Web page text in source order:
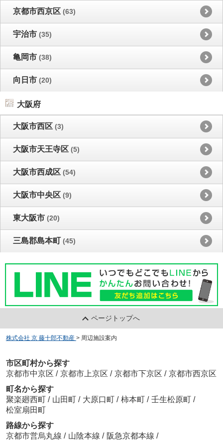
京都市西京区 (63)
宇治市 (35)
亀岡市 (38)
向日市 (20)
大阪府
大阪市西区 (3)
大阪市天王寺区 (5)
大阪市西成区 (54)
大阪市中央区 (9)
東大阪市 (20)
三島郡島本町 (45)
ページトップへ
株式会社 京 藤十郎不動産 > 周辺施設案内
市区町村から探す
京都市中京区 / 京都市上京区 / 京都市下京区 / 京都市西京区
町名から探す
聚楽廻西町 / 山田町 / 大原口町 / 柿本町 / 壬生松原町 /
松室扇田町
路線から探す
京都市営烏丸線 / 山陰本線 / 阪急京都本線 /